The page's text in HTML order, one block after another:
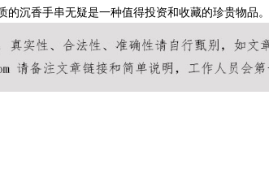
沉香手串无疑是一种值得投资和收藏的珍贵物品。